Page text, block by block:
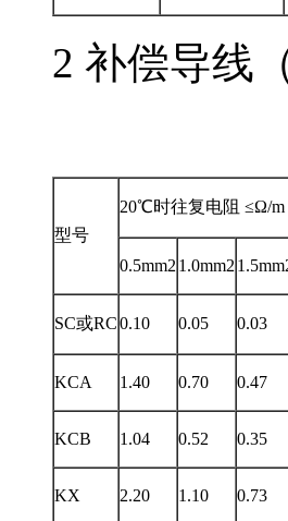
2 补偿导线
型号
20℃时往复电阻 ≤Ω/m
0.5mm2 1.0mm2
SC或RC0.10 0.05 0.03
KCA 1.40 0.70 0.47
KCB 1.04 0.52 0.35
KX 2.20 1.10 0.73